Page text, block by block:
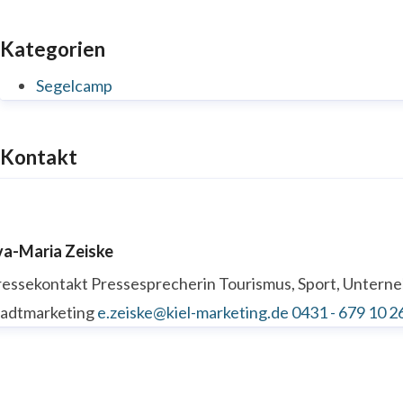
Kategorien
Segelcamp
Kontakt
Maria Zeiske
Pressesprecherin Tourismus, Sport,
e.zeiske@kiel-marketing.de 0431 - 679 10